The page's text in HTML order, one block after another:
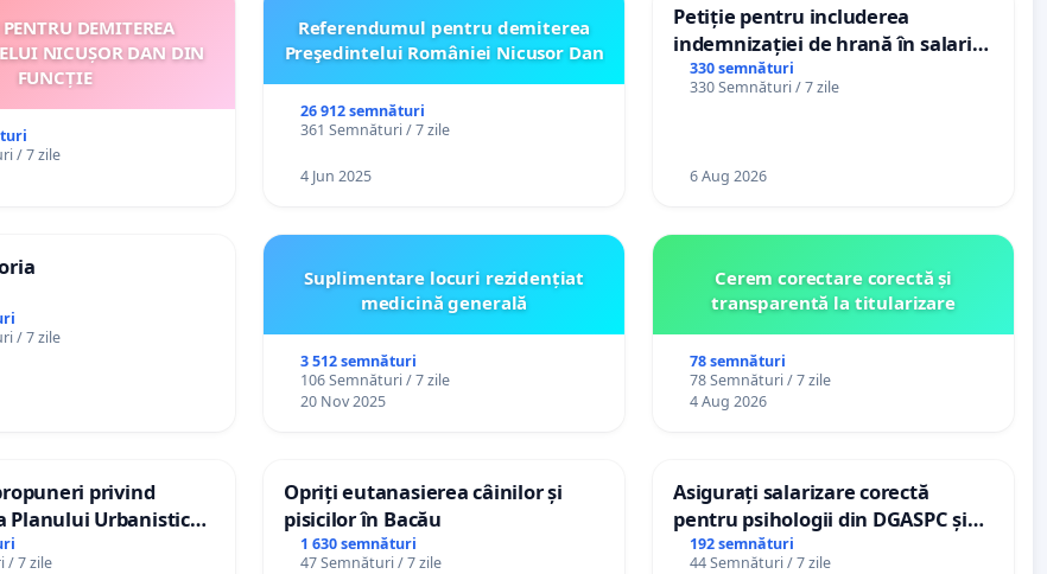
DEMITEREA
NICUȘOR DAN DIN
FUNCȚIE
/ 7 zile
Referendumul pentru demiterea
Preşedintelui României Nicusor Dan
26 912 semnături
361 Semnături / 7 zile
4 Jun 2025
Petiție pentru includerea
indemnizației de hrană în salariul
de bază și protejarea gradațiilor
de vechime pentru asistenții
330 semnături
330 Semnături / 7 zile
6 Aug 2026
/ 7 zile
Suplimentare locuri rezidențiat
medicină generală
3 512 semnături
106 Semnături / 7 zile
20 Nov 2025
Cerem corectare corectă și
transparentă la titularizare
78 semnături
78 Semnături / 7 zile
4 Aug 2026
privind
Planului Urbanistic
Ialoveni
/ 7 zile
Opriți eutanasierea câinilor și
pisicilor în Bacău
1 630 semnături
47 Semnături / 7 zile
Asigurați salarizare corectă
pentru psihologii din DGASPC și
spitale
192 semnături
44 Semnături / 7 zile